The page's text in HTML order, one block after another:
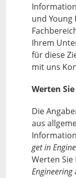
und Young
Ihrem
für diese
mit uns
Werten
Die
aus
get in
Werten Sie
Engineering